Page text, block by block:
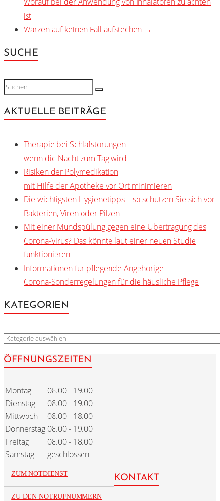
ist
Warzen auf keinen Fall aufstechen →
SUCHE
AKTUELLE BEITRÄGE
Therapie bei Schlafstörungen –
wenn die Nacht zum Tag wird
Risiken der Polymedikation
mit Hilfe der Apotheke vor Ort minimieren
Die wichtigsten Hygienetipps – so schützen Sie sich vor
Bakterien, Viren oder Pilzen
Mit einer Mundspülung gegen eine Übertragung des
Corona-Virus? Das könnte laut einer neuen Studie
funktionieren
Informationen für pflegende Angehörige
Corona-Sonderregelungen für die häusliche Pflege
KATEGORIEN
KATEGORIEN
ÖFFNUNGSZEITEN
Montag
08.00 - 19.00
Dienstag
08.00 - 19.00
Mittwoch
08.00 - 18.00
Donnerstag 08.00 - 19.00
Freitag
08.00 - 18.00
Samstag
geschlossen
ZUM NOTDIENST
ZU DEN NOTRUFNUMMERN
KONTAKT